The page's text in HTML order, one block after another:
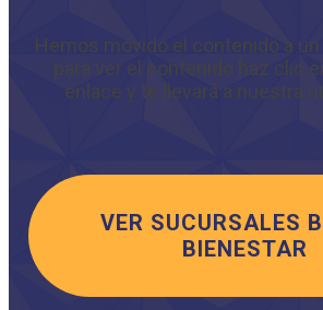
Hemos movido el contenido a
para ver el contenido haz clic
enlace y te llevará a nuestra
VER SUCURSALES
BIENESTAR